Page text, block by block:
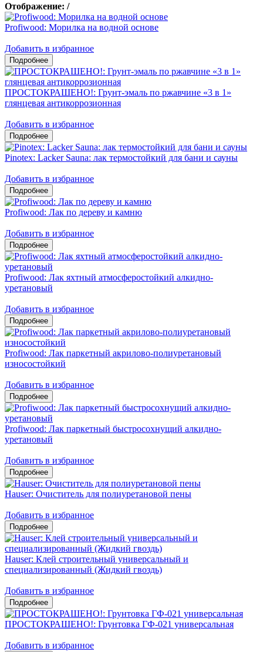
Отображение: /
Profiwood: Морилка на водной основе
Добавить в избранное
ПРОСТОКРАШЕНО!: Грунт-эмаль по ржавчине «3 в 1»
глянцевая антикоррозионная
Добавить в избранное
Pinotex: Lacker Sauna: лак термостойкий для бани и сауны
Добавить в избранное
Profiwood: Лак по дереву и камню
Добавить в избранное
Profiwood: Лак яхтный атмосферостойкий алкидно-
уретановый
Добавить в избранное
Profiwood: Лак паркетный акрилово-полиуретановый
износостойкий
Добавить в избранное
Profiwood: Лак паркетный быстросохнущий алкидно-
уретановый
Добавить в избранное
Hauser: Очиститель для полиуретановой пены
Добавить в избранное
Hauser: Клей строительный универсальный и
специализированный (Жидкий гвоздь)
Добавить в избранное
ПРОСТОКРАШЕНО!: Грунтовка ГФ-021 универсальная
Добавить в избранное